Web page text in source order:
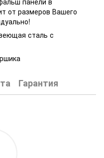
от размеров Вашего
сталь с
Гарантия